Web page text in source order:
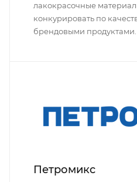
лакокрасочные
конкурировать по
брендовыми продуктами.
Петромикс